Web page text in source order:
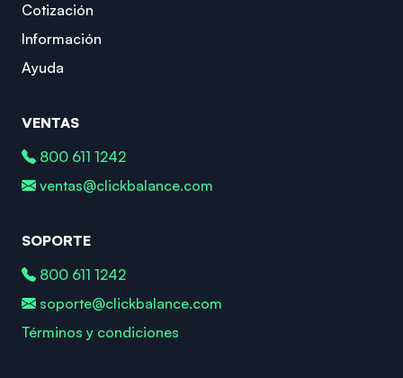
Cotización
Información
Ayuda
VENTAS
800 611 1242
ventas@clickbalance.com
SOPORTE
800 611 1242
soporte@clickbalance.com
Términos y condiciones